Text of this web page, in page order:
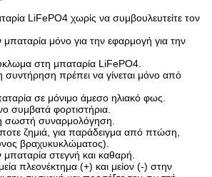
LiFePO4 χωρίς να συμβουλευτείτε τον
μπαταρία μόνο για την εφαρμογή για την
στη μπαταρία LiFePO4.
συντήρηση πρέπει να γίνεται μόνο από
σε μόνιμο άμεσο ηλιακό φως.
συμβατά φορτιστήρια.
σωστή συναρμολόγηση.
ζημιά, για παράδειγμα από πτώση,
βραχυκυκλώματος).
στεγνή και καθαρή.
πλεονέκτημα (+) και μείον (-) στην